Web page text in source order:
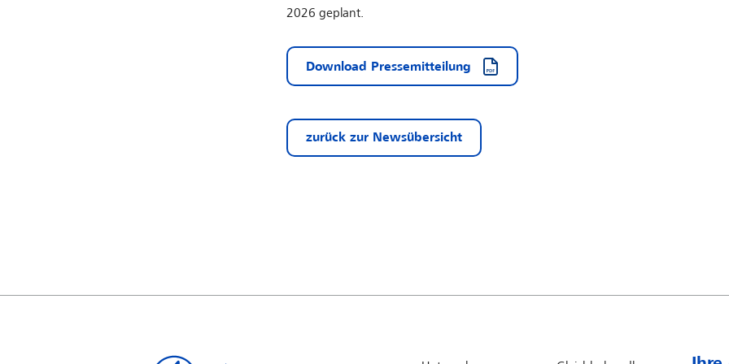
2026 geplant.
Download Pressemitteilung
zurück zur Newsübersicht